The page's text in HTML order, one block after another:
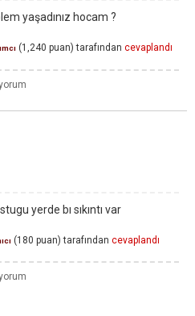
yaşadınız hocam ?
(1,240 puan) tarafından cevaplandı
yerde bı sıkıntı var
(180 puan) tarafından cevaplandı